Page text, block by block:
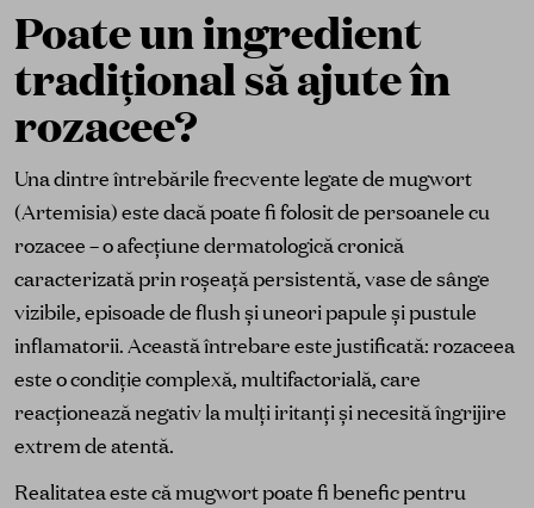
Poate un ingredient
tradițional să ajute în
rozacee?
Una dintre întrebările frecvente legate de mugwort
(Artemisia) este dacă poate fi folosit de persoanele cu
rozacee – o afecțiune dermatologică cronică
caracterizată prin roșeață persistentă, vase de sânge
vizibile, episoade de flush și uneori papule și pustule
inflamatorii. Această întrebare este justificată: rozaceea
este o condiție complexă, multifactorială, care
reacționează negativ la mulți iritanți și necesită îngrijire
extrem de atentă.
Realitatea este că mugwort poate fi benefic pentru